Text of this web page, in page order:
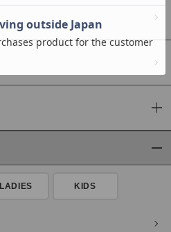
LADIES KIDS